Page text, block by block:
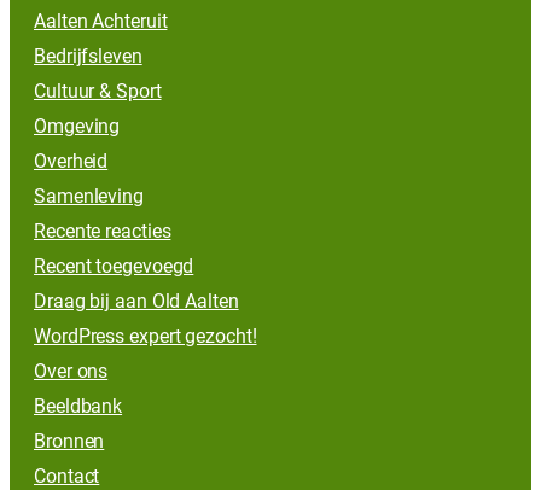
Aalten Achteruit
Bedrijfsleven
Cultuur & Sport
Omgeving
Overheid
Samenleving
Recente reacties
Recent toegevoegd
Draag bij aan Old Aalten
WordPress expert gezocht!
Over ons
Beeldbank
Bronnen
Contact